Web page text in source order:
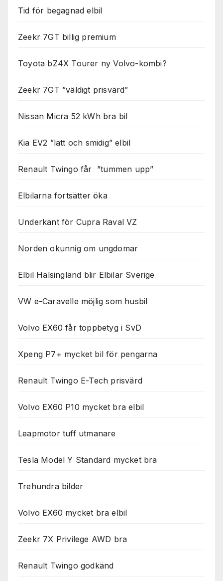
Tid för begagnad elbil
Zeekr 7GT billig premium
Toyota bZ4X Tourer ny Volvo-kombi?
Zeekr 7GT ”väldigt prisvärd”
Nissan Micra 52 kWh bra bil
Kia EV2 ”lätt och smidig” elbil
Renault Twingo får ”tummen upp”
Elbilarna fortsätter öka
Underkänt för Cupra Raval VZ
Norden okunnig om ungdomar
Elbil Hälsingland blir Elbilar Sverige
VW e-Caravelle möjlig som husbil
Volvo EX60 får toppbetyg i SvD
Xpeng P7+ mycket bil för pengarna
Renault Twingo E-Tech prisvärd
Volvo EX60 P10 mycket bra elbil
Leapmotor tuff utmanare
Tesla Model Y Standard mycket bra
Trehundra bilder
Volvo EX60 mycket bra elbil
Zeekr 7X Privilege AWD bra
Renault Twingo godkänd